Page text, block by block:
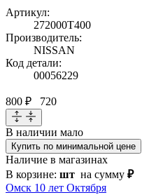
Артикул:
272000T400
Производитель:
NISSAN
Код детали:
00056229
800 ₽ 720
В наличии мало
Купить по минимальной цене
Наличие в магазинах
В корзине: шт на сумму ₽
Омск 10 лет Октября